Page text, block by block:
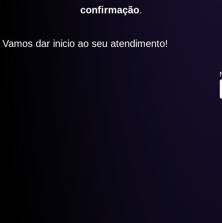
confirmação.
Vamos dar inicio ao seu atendimento!